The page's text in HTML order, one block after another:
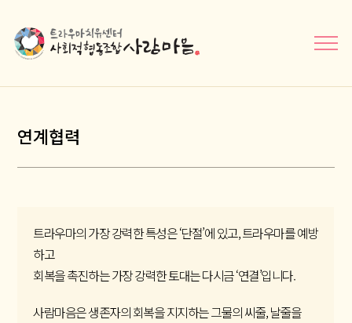
메뉴닫기
연계협력
트라우마의 가장 강력한 특성은 ‘단절’에 있고, 트라우마를 예방
하고
회복을 촉진하는 가장 강력한 토대는 다시금 ‘연결’입니다.
사람마음은 생존자의 회복을 지지하는 그물의 씨줄, 날줄을